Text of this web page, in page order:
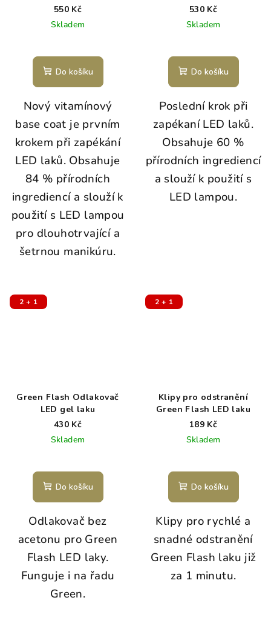
550 Kč
Skladem
Do košíku
Nový vitamínový
base coat je prvním
krokem při zapékání
LED laků. Obsahuje
84 % přírodních
ingrediencí a slouží k
použití s LED lampou
pro dlouhotrvající a
šetrnou manikúru.
530 Kč
Skladem
Do košíku
Poslední krok při
zapékaní LED laků.
Obsahuje 60 %
přírodních ingrediencí
a slouží k použití s
LED lampou.
2 + 1
Green Flash Odlakovač
LED gel laku
430 Kč
Skladem
Do košíku
Odlakovač bez
acetonu pro Green
Flash LED laky.
Funguje i na řadu
Green.
2 + 1
Klipy pro odstranění
Green Flash LED laku
189 Kč
Skladem
Do košíku
Klipy pro rychlé a
snadné odstranění
Green Flash laku již
za 1 minutu.